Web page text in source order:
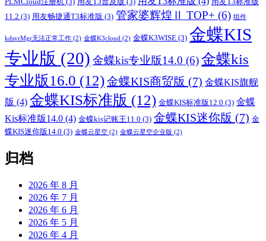
11.2 (3) 用友畅捷通T3标准版 (3) 管家婆辉煌Ⅱ TOP+ (6) 组件
kdsvrMgr无法正常工作 (2) 金蝶K3cloud (2) 金蝶K3WISE (3) 金蝶KIS
专业版 (20) 金蝶kis专业版14.0 (6)金蝶kis
专业版16.0 (12)金蝶KIS商贸版 (7) 金蝶KIS旗舰
版 (4) 金蝶KIS标准版 (12) 金蝶KIS标准版12.0 (3) 金蝶
Kis标准版14.0 (4) 金蝶kis记账王11.0 (3) 金蝶KIS迷你版 (7) 金
蝶KIS迷你版14.0 (3) 金蝶云星空 (2) 金蝶云星空企业版 (2)
归档
2026 年 8 月
2026 年 7 月
2026 年 6 月
2026 年 5 月
2026 年 4 月